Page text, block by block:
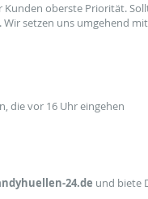
oberste Priorität.
setzen uns umgehend
die vor 16 Uhr eingehen
24.de und biete